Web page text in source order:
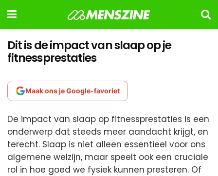
Dit is de impact van slaap op je
fitnessprestaties
Maak ons je Google-favoriet
De impact van slaap op fitnessprestaties is een
onderwerp dat steeds meer aandacht krijgt, en
terecht. Slaap is niet alleen essentieel voor ons
algemene welzijn, maar speelt ook een cruciale
rol in hoe goed we fysiek kunnen presteren. Of